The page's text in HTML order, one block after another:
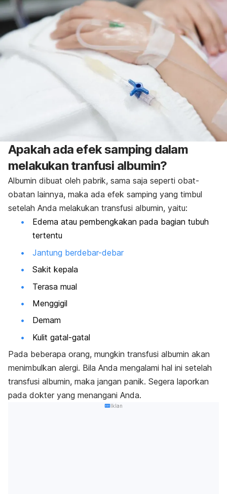
Apakah ada efek samping dalam
melakukan tranfusi albumin?
Albumin dibuat oleh pabrik, sama saja seperti obat-
obatan lainnya, maka ada efek samping yang timbul
setelah Anda melakukan transfusi albumin, yaitu:
Edema atau pembengkakan pada bagian tubuh
tertentu
Jantung berdebar-debar
Sakit kepala
Terasa mual
Menggigil
Demam
Kulit gatal-gatal
Pada beberapa orang, mungkin transfusi albumin akan
menimbulkan alergi. Bila Anda mengalami hal ini setelah
transfusi albumin, maka jangan panik. Segera laporkan
pada dokter yang menangani Anda.
Iklan